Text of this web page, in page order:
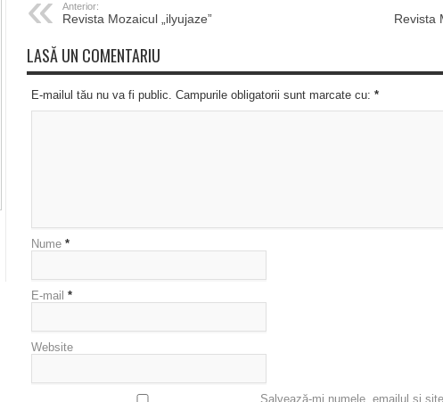
Anterior:
Revista Mozaicul „ilyujaze” Revista
LASĂ UN COMENTARIU
E-mailul tău nu va fi public. Campurile obligatorii sunt marcate cu: *
Nume *
E-mail *
Website
Salvează-mi numele, emailul și